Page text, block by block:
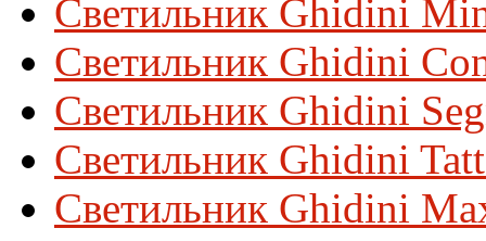
Светильник Ghidini
Светильник Ghidini
Светильник Ghidini
Светильник Ghidini
Светильник Ghidini